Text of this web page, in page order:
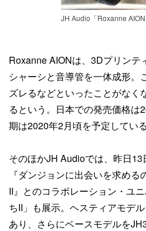
JH Audio「Roxanne AION
Roxanne AIONは、3Dプリンテ
シャーシと音導管を一体成形。
ズレるなどといったことがなく
るという。日本での発売価格は
期は2020年2月頃を予定している
そのほかJH Audioでは、昨日13
『ダンジョンに出会いを求め
II』とのコラボレーション・ユ
ちII」も展示。ヘスティアモデ
あり、さらにベースモデルを